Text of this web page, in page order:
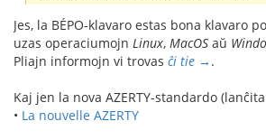
Jes, la BÉPO-klavaro estas bona klavaro
uzas operaciumojn Linux, MacOS aŭ
Pliajn informojn vi trovas ĉi tie → .
Kaj jen la nova AZERTY-standardo
• La nouvelle AZERTY